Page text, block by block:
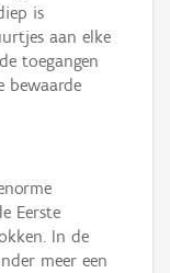
is
aan elke
toegangen
bewaarde
Eerste
In de
meer een